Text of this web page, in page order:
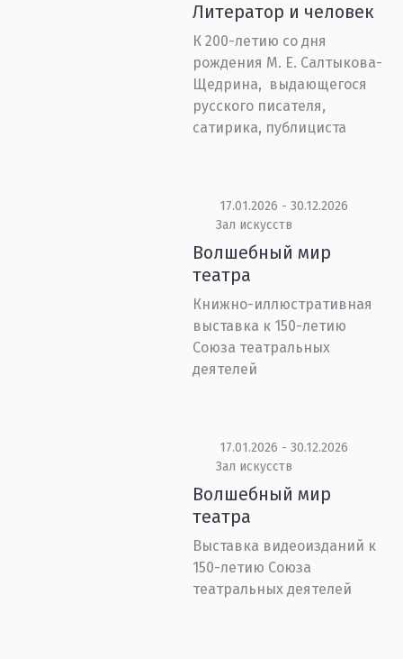
Литератор и человек
К 200-летию со дня
рождения М. Е. Салтыкова-
Щедрина, выдающегося
русского писателя,
сатирика, публициста
17.01.2026 - 30.12.2026
Зал искусств
Волшебный мир
театра
Книжно-иллюстративная
выставка к 150-летию
Союза театральных
деятелей
17.01.2026 - 30.12.2026
Зал искусств
Волшебный мир
театра
Выставка видеоизданий к
150-летию Союза
театральных деятелей